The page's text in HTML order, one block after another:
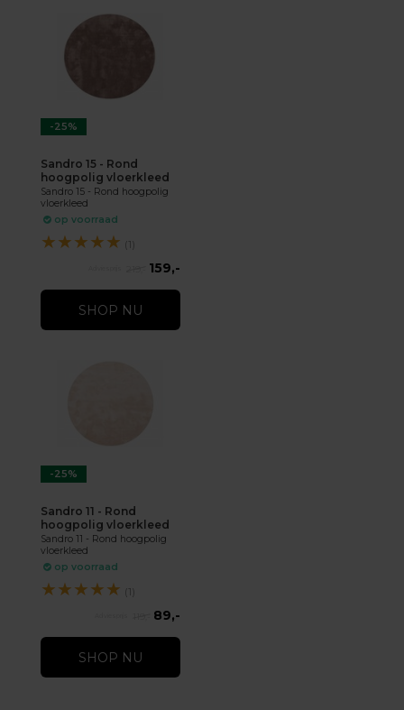
-25%
Sandro 15 - Rond
hoogpolig vloerkleed
Sandro 15 - Rond hoogpolig
vloerkleed
op voorraad
★★★★★ (1)
159,-
SHOP NU
-25%
Sandro 11 - Rond
hoogpolig vloerkleed
Sandro 11 - Rond hoogpolig
vloerkleed
op voorraad
★★★★★ (1)
89,-
SHOP NU